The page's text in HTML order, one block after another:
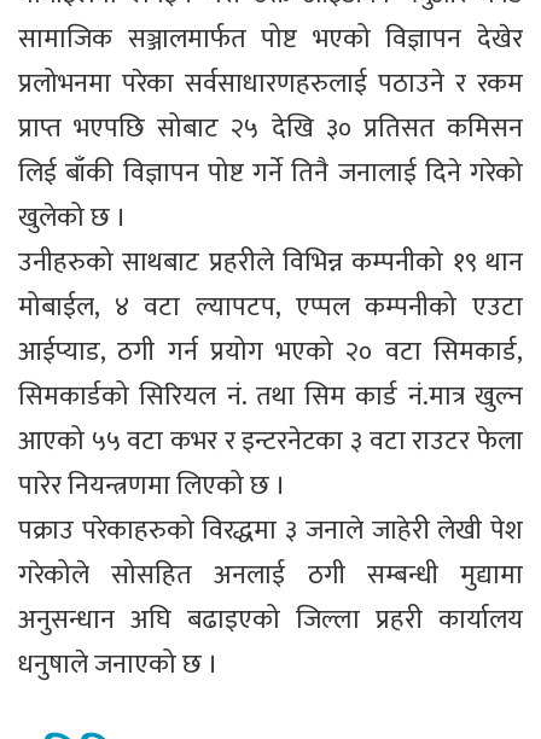
सामाजिक सञ्जालमार्फत पोष्ट भएको विज्ञापन देखेर
प्रलोभनमा परेका सर्वसाधारणहरुलाई पठाउने र रकम
प्राप्त भएपछि सोबाट २५ देखि ३० प्रतिसत कमिसन
लिई बाँकी विज्ञापन पोष्ट गर्ने तिनै जनालाई दिने गरेको
खुलेको छ ।
उनीहरुको साथबाट प्रहरीले विभिन्न कम्पनीको १९ थान
मोबाईल, ४ वटा ल्यापटप, एप्पल कम्पनीको एउटा
आईप्याड, ठगी गर्न प्रयोग भएको २० वटा सिमकार्ड,
सिमकार्डको सिरियल नं. तथा सिम कार्ड नं.मात्र खुल्न
आएको ५५ वटा कभर र इन्टरनेटका ३ वटा राउटर फेला
पारेर नियन्त्रणमा लिएको छ ।
पक्राउ परेकाहरुको विरद्धमा ३ जनाले जाहेरी लेखी पेश
गरेकोले सोसहित अनलाई ठगी सम्बन्धी मुद्यामा
अनुसन्धान अघि बढाइएको जिल्ला प्रहरी कार्यालय
धनुषाले जनाएको छ ।